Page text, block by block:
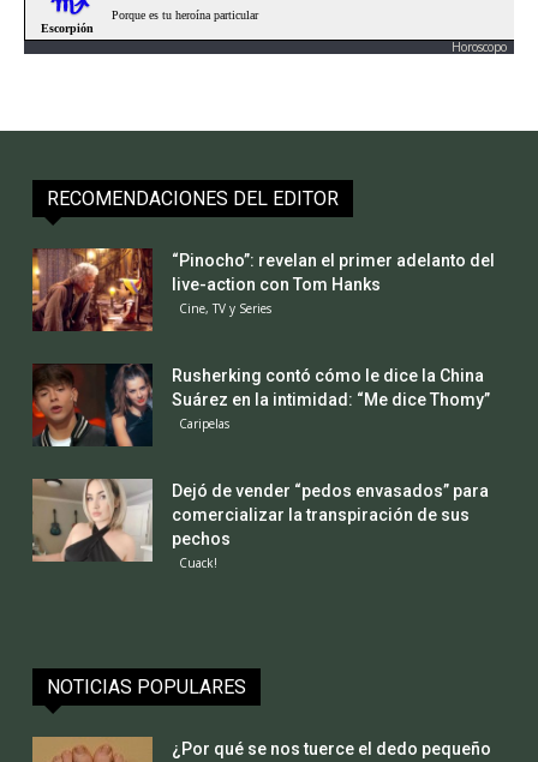
Horoscopo
RECOMENDACIONES DEL EDITOR
“Pinocho”: revelan el primer adelanto del
live-action con Tom Hanks
Cine, TV y Series
Rusherking contó cómo le dice la China
Suárez en la intimidad: “Me dice Thomy”
Caripelas
Dejó de vender “pedos envasados” para
comercializar la transpiración de sus
pechos
Cuack!
NOTICIAS POPULARES
¿Por qué se nos tuerce el dedo pequeño